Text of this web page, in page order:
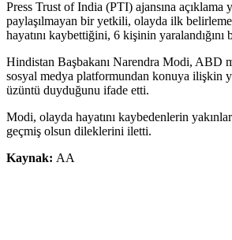
Press Trust of India (PTI) ajansına açıklama
paylaşılmayan bir yetkili, olayda ilk
hayatını kaybettiğini, 6 kişinin yaralandığını
Hindistan Başbakanı Narendra Modi, ABD
sosyal medya platformundan konuya ilişkin
üzüntü duyduğunu ifade etti.
Modi, olayda hayatını kaybedenlerin
geçmiş olsun dileklerini iletti.
Kaynak: AA